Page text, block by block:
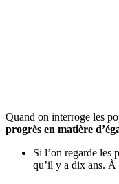
Quand on interroge les
progrès en matière
Si l’on regarde les
qu’il y a dix ans. À